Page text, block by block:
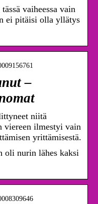
vaiheessa vain
ei pitäisi olla yllätys
–
niitä
viereen ilmestyi vain
yrittämisestä.
oli nurin lähes kaksi